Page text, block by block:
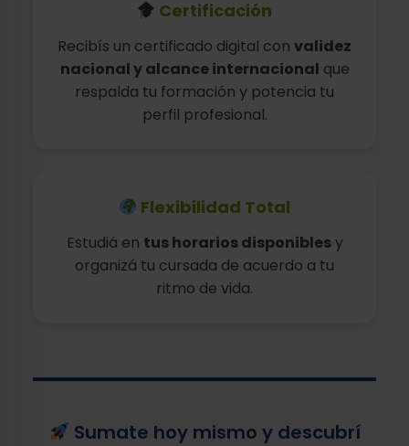
Certificación
Recibís un certificado digital con validez
nacional y alcance internacional que
respalda tu formación y potencia tu
perfil profesional.
Flexibilidad Total
Estudiá en tus horarios disponiblesy
organizá tu cursada de acuerdo a tu
ritmo de vida.
Sumate hoy mismo y descubrí